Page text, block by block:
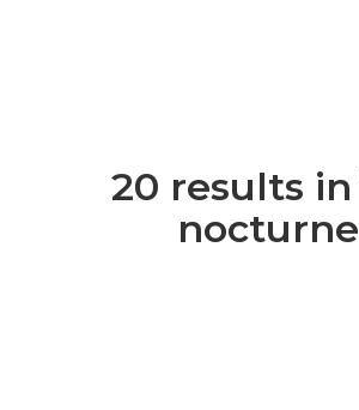
20 results in
nocturne